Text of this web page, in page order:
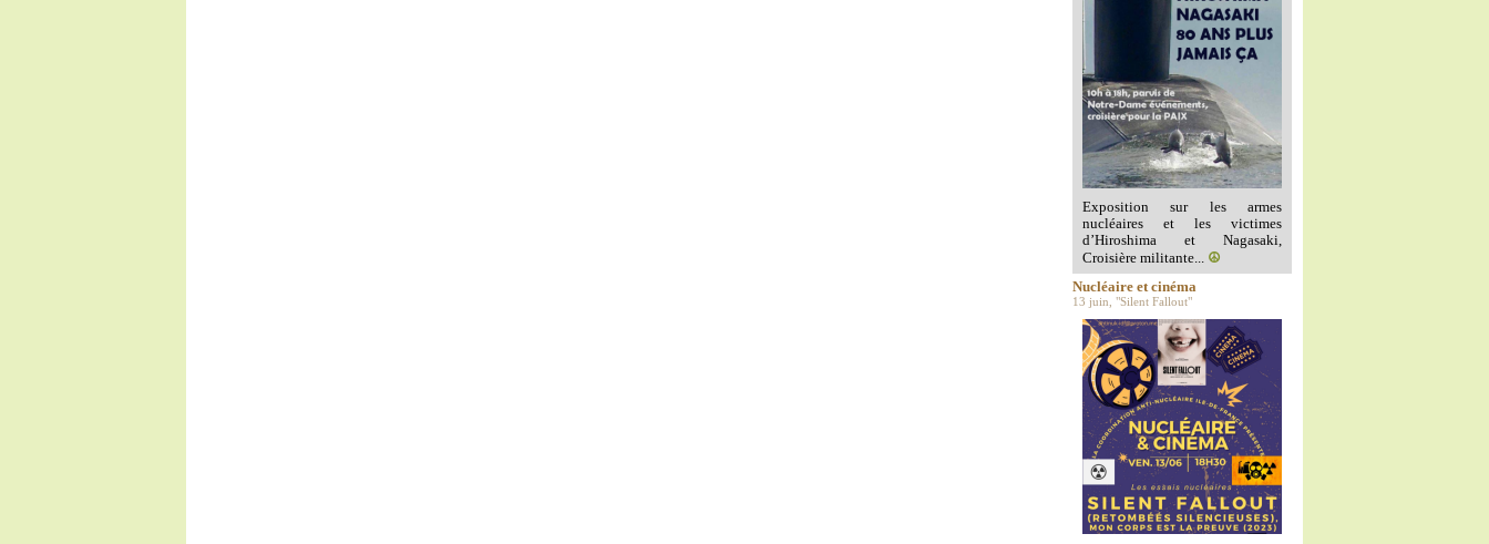
Exposition sur les armes
nucléaires et les victimes
d’Hiroshima et Nagasaki,
Croisière militante... ☮️
Nucléaire et cinéma
13 juin, "Silent Fallout"